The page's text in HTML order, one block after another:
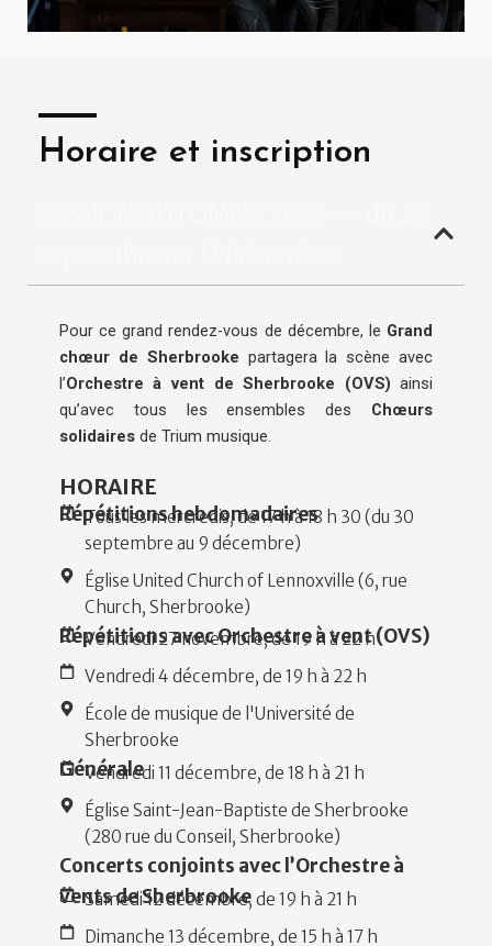
Horaire et inscription
Pour ce grand rendez-vous de décembre, le Grand
chœur de Sherbrooke partagera la scène avec
l’Orchestre à vent de Sherbrooke (OVS) ainsi
qu’avec tous les ensembles des Chœurs
solidaires de Trium musique.
HORAIRE
Répétitions hebdomadaires
Tous les mercredis, de 17 h à 18 h 30 (du 30
septembre au 9 décembre)
Église United Church of Lennoxville (6, rue
Church, Sherbrooke)
Répétitions avec Orchestre à vent (OVS)
Vendredi 27 novembre, de 19 h à 22 h
Vendredi 4 décembre, de 19 h à 22 h
École de musique de l'Université de
Sherbrooke
Générale
Vendredi 11 décembre, de 18 h à 21 h
Église Saint-Jean-Baptiste de Sherbrooke
(280 rue du Conseil, Sherbrooke)
Concerts conjoints avec l’Orchestre à
vents de Sherbrooke
Samedi 12 décembre, de 19 h à 21 h
Dimanche 13 décembre, de 15 h à 17 h